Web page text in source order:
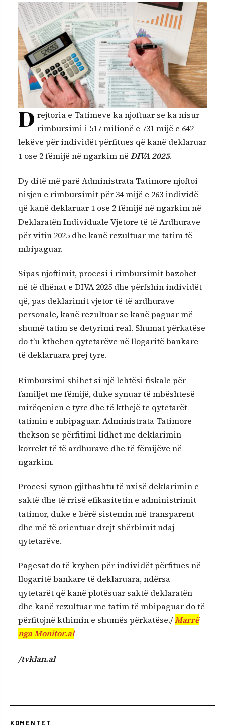
D rejtoria e Tatimeve ka njoftuar se ka nisur
rimbursimi i 517 milionë e 731 mijë e 642
lekëve për individët përfitues që kanë deklaruar
1 ose 2 fëmijë në ngarkim në DIVA 2025.
Dy ditë më parë Administrata Tatimore njoftoi
nisjen e rimbursimit për 34 mijë e 263 individë
që kanë deklaruar 1 ose 2 fëmijë në ngarkim në
Deklaratën Individuale Vjetore të të Ardhurave
për vitin 2025 dhe kanë rezultuar me tatim të
mbipaguar.
Sipas njoftimit, procesi i rimbursimit bazohet
në të dhënat e DIVA 2025 dhe përfshin individët
që, pas deklarimit vjetor të të ardhurave
personale, kanë rezultuar se kanë paguar më
shumë tatim se detyrimi real. Shumat përkatëse
do t’u kthehen qytetarëve në llogaritë bankare
të deklaruara prej tyre.
Rimbursimi shihet si një lehtësi fiskale për
familjet me fëmijë, duke synuar të mbështesë
mirëqenien e tyre dhe të kthejë te qytetarët
tatimin e mbipaguar. Administrata Tatimore
thekson se përfitimi lidhet me deklarimin
korrekt të të ardhurave dhe të fëmijëve në
ngarkim.
Procesi synon gjithashtu të nxisë deklarimin e
saktë dhe të rrisë efikasitetin e administrimit
tatimor, duke e bërë sistemin më transparent
dhe më të orientuar drejt shërbimit ndaj
qytetarëve.
Pagesat do të kryhen për individët përfitues në
llogaritë bankare të deklaruara, ndërsa
qytetarët që kanë plotësuar saktë deklaratën
dhe kanë rezultuar me tatim të mbipaguar do të
përfitojnë kthimin e shumës përkatëse./Marrë
nga Monitor.al
/tvklan.al
KOMENTET